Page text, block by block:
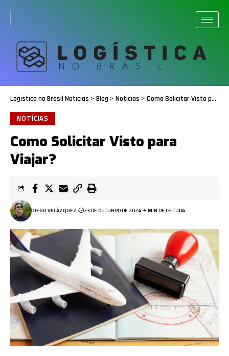
Logística no Brasil Notícias > Blog > Notícias > Como Solicitar Visto para Viajar?
NOTÍCIAS
Como Solicitar Visto para
Viajar?
DIEGO VELÁZQUEZ 23 DE OUTUBRO DE 2024 5 MIN DE LEITURA